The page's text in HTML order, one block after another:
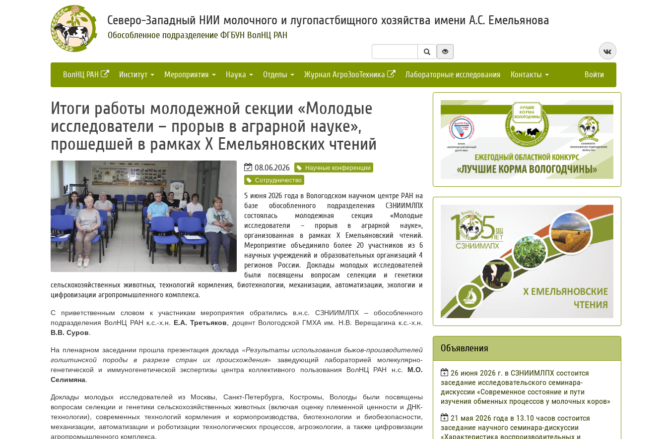
Северо-Западный НИИ молочного и лугопастбищного хозяйства имени А.С. Емельянова
Обособленное подразделение ФГБУН ВолНЦ РАН
ВолНЦ РАН Институт Мероприятия Наука Отделы Журнал АгроЗооТехника Лабораторные исследования Контакты Войти
Итоги работы молодежной секции «Молодые
исследователи – прорыв в аграрной науке»,
прошедшей в рамках Х Емельяновских чтений
08.06.2026
Научные конференции
Сотрудничество
5 июня 2026 года в Вологодском научном центре РАН на
базе обособленного подразделения СЗНИИМЛПХ
состоялась молодежная секция «Молодые
исследователи – прорыв в аграрной науке»,
организованная в рамках Х Емельяновский чтений.
Мероприятие объединило более 20 участников из 6
научных учреждений и образовательных организаций 4
регионов России. Доклады молодых исследователей
были посвящены вопросам селекции и генетики
сельскохозяйственных животных, технологий кормления, биотехнологии, механизации, автоматизации, экологии и
цифровизации агропромышленного комплекса.
С приветственным словом к участникам мероприятия обратились в.н.с. СЗНИИМЛПХ– обособленного
подразделения ВолНЦ РАН к.с.-х.н. Е.А. Третьяков, доцент Вологодской ГМХА им. Н.В. Верещагина к.с.-х.н.
В.В. Суров.
На пленарном заседании прошла презентация доклада «Результаты использования быков-производителей
голштинской породы в разрезе стран их происхождения» заведующий лабораторией молекулярно-
генетической и иммуногенетической экспертизы центра коллективного пользования ВолНЦ РАН н.с. М.О.
Селимяна.
Доклады молодых исследователей из Москвы, Санкт-Петербурга, Костромы, Вологды были посвящены
вопросам селекции и генетики сельскохозяйственных животных (включая оценку племенной ценности и ДНК-
технологии), современных технологий кормления и кормопроизводства, биотехнологии и биобезопасности,
механизации, автоматизации и роботизации технологических процессов, агроэкологии, а также цифровизации
агропромышленного комплекса.
Объявления
​26 июня 2026 г. в СЗНИИМЛПХ состоится
заседание исследовательского семинара-
дискуссии «Современное состояние и пути
изучения обменных процессов у молочных коров»
21 мая 2026 года в 13.10 часов состоится
заседание научного семинара-дискуссии
«Характеристика воспроизводительных и